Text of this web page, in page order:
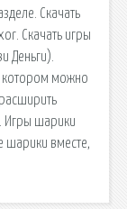
Скачать
Скачать игры
Деньги).
котором можно
Игры шарики
шарики вместе,